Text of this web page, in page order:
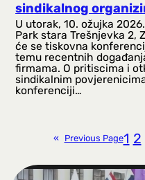
sindikalnog
U utorak, 10. ožujka
Park stara Trešnjevka 2,
će se tiskovna
temu recentnih
firmama. O pritiscima i
sindikalnim
konferenciji…
« Previous Page1 2